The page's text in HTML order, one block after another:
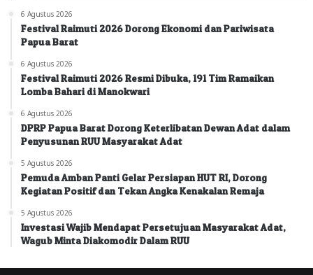
6 Agustus 2026
Festival Raimuti 2026 Dorong Ekonomi dan Pariwisata
Papua Barat
6 Agustus 2026
Festival Raimuti 2026 Resmi Dibuka, 191 Tim Ramaikan
Lomba Bahari di Manokwari
6 Agustus 2026
DPRP Papua Barat Dorong Keterlibatan Dewan Adat dalam
Penyusunan RUU Masyarakat Adat
5 Agustus 2026
Pemuda Amban Panti Gelar Persiapan HUT RI, Dorong
Kegiatan Positif dan Tekan Angka Kenakalan Remaja
5 Agustus 2026
Investasi Wajib Mendapat Persetujuan Masyarakat Adat,
Wagub Minta Diakomodir Dalam RUU